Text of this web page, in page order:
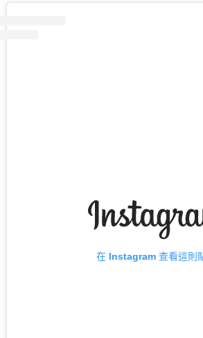
在 Instagram 查看這則